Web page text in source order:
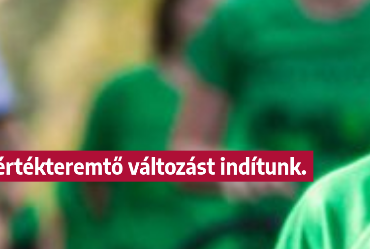
változást indítunk.